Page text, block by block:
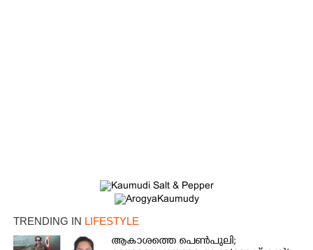
TRENDING IN LIFESTYLE
ആകാശത്തെ പെൺപുലി;